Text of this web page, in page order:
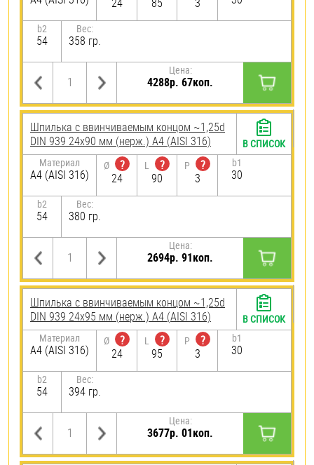
b2
54
Вес:
358 гр.
Цена:
4288р. 67коп.
Шпилька c ввинчиваемым концом ~1,25d
DIN 939 24х90 мм (нерж.) A4 (AISI 316)
Материал
A4 (AISI 316)
Ø
?
24
L
?
90
P
?
3
b1
30
b2
54
Вес:
380 гр.
Цена:
2694р. 91коп.
В СПИСОК
Шпилька c ввинчиваемым концом ~1,25d
DIN 939 24х95 мм (нерж.) A4 (AISI 316)
Материал
A4 (AISI 316)
Ø
?
24
L
?
95
P
?
3
b1
30
b2
54
Вес:
394 гр.
Цена:
3677р. 01коп.
В СПИСОК